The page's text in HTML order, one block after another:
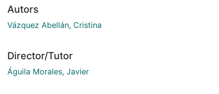
Autors
Vázquez Abellán, Cristina
Director/Tutor
Águila Morales, Javier